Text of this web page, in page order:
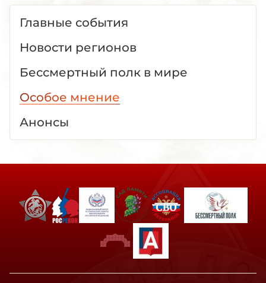
Главные события
Новости регионов
Бессмертный полк в мире
Особое мнение
Анонсы